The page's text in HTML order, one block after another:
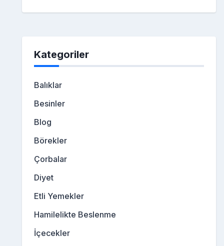
Kategoriler
Balıklar
Besinler
Blog
Börekler
Çorbalar
Diyet
Etli Yemekler
Hamilelikte Beslenme
İçecekler